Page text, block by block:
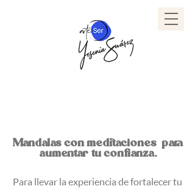
Para llevar la experiencia de fortalecer tu
Mandalas con meditaciones para
aumentar tu confianza.